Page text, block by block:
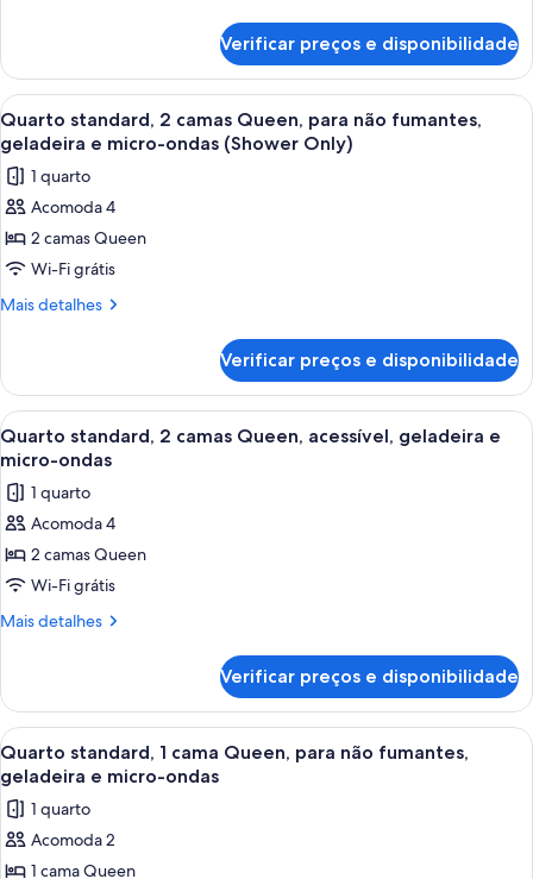
acessível,
geladeira
e
micro-
ondas
standard,
cama
King,
acessível,
geladeira
e
ondas
Verificar preços e disponibilidade
Carrega
todas
as
fotos
de
Quarto
standard,
2
para
não
fumantes,
geladeira
e
micro-
ondas
(Shower
Only)
Quarto de hotel com duas camas,
8
Quarto standard, 2 camas Queen, para não fumantes,
geladeira e micro-ondas (Shower Only)
1 quarto
Acomoda 4
2 camas Queen
Wi-Fi grátis
Mais detalhes
Mais
standard,
camas
Queen,
não
fumantes,
e
micro-
(Shower
Verificar preços e disponibilidade
Carrega
todas
as
fotos
de
Quarto
standard,
2
acessível,
geladeira
e
micro-
ondas
Quarto de hotel com duas camas,
7
Quarto standard, 2 camas Queen, acessível, geladeira e
micro-ondas
1 quarto
Acomoda 4
2 camas Queen
Wi-Fi grátis
Mais detalhes
Mais
standard,
camas
Queen,
acessível,
geladeira
e
Verificar preços e disponibilidade
Carrega
todas
as
fotos
de
Quarto de hotel com uma cama
4
Quarto standard, 1 cama Queen, para não fumantes,
geladeira e micro-ondas
1 quarto
Acomoda 2
1 cama Queen